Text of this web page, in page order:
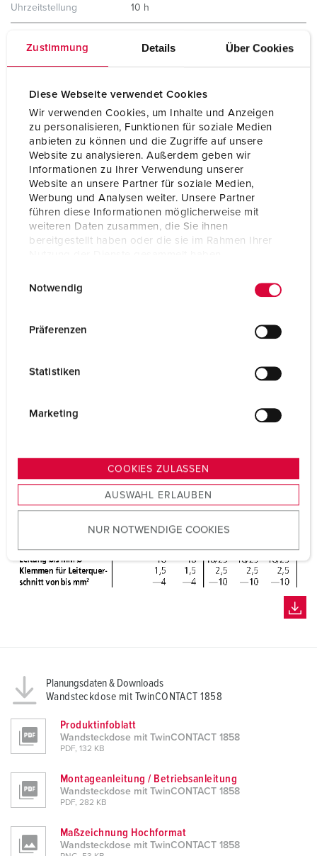
Zustimmung Details Über Cookies
Diese Webseite verwendet Cookies
Wir verwenden Cookies, um Inhalte und Anzeigen
zu personalisieren, Funktionen für soziale Medien
anbieten zu können und die Zugriffe auf unsere
Website zu analysieren. Außerdem geben wir
Informationen zu Ihrer Verwendung unserer
Website an unsere Partner für soziale Medien,
Werbung und Analysen weiter. Unsere Partner
führen diese Informationen möglicherweise mit
weiteren Daten zusammen, die Sie ihnen
bereitgestellt haben oder die sie im Rahmen Ihrer
s
u
w
a
h
Notwendig
Präferenzen
Statistiken
Marketing
COOKIES ZULASSEN
AUSWAHL ERLAUBEN
NUR NOTWENDIGE COOKIES
Uhrzeitstellung 10 h
Anschlusstechnik Schraubenlos - TwinCONTACT
Kontakt standard
Schutzart IP44
Gewicht 342 g
Prüfzeichen
EAC
CQC
Planungsdaten & Downloads
Wandsteckdose mit TwinCONTACT 1858
Produktinfoblatt
Wandsteckdose mit TwinCONTACT 1858
PDF, 132 KB
Montageanleitung / Betriebsanleitung
Wandsteckdose mit TwinCONTACT 1858
PDF, 282 KB
Maßzeichnung Hochformat
Wandsteckdose mit TwinCONTACT 1858